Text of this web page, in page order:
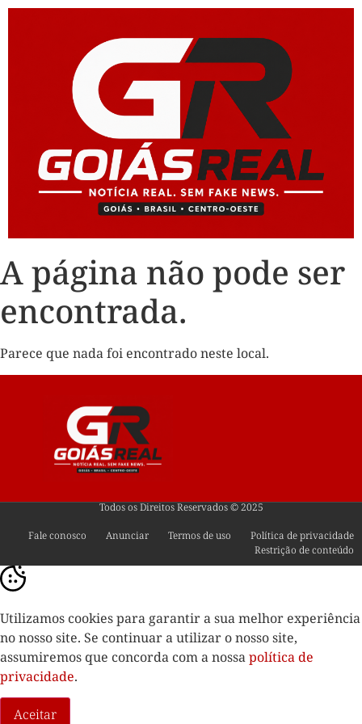
A página não pode ser
encontrada.
Parece que nada foi encontrado neste local.
Todos os Direitos Reservados © 2025
Fale conosco Anunciar Termos de uso
Política de privacidade
Restrição de conteúdo
Utilizamos cookies para garantir a sua melhor experiência
no nosso site. Se continuar a utilizar o nosso site,
assumiremos que concorda com a nossapolítica de
privacidade.
Aceitar